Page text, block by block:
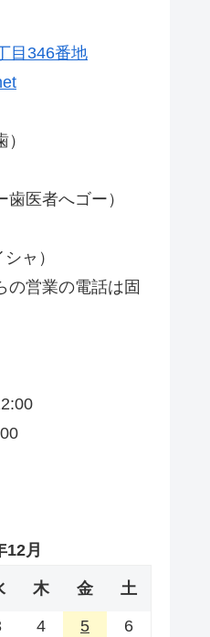
目346番地
歯医者へゴー）
ャ）
営業の電話は固
12月
木 金 土
4 5
6